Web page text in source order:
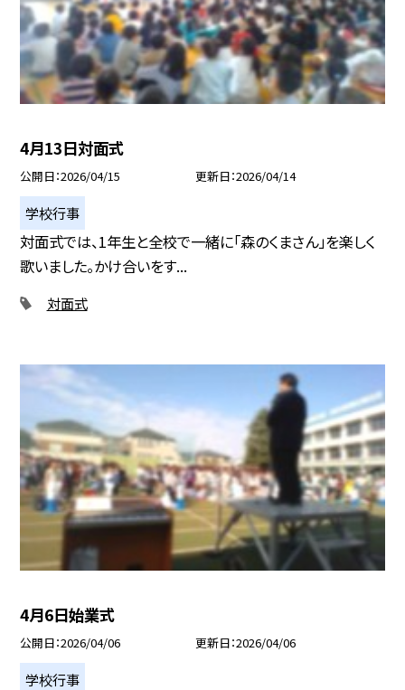
4月13日対面式
公開日 2026/04/15 更新日 2026/04/14
学校行事
対面式では、1年生と全校で一緒に「森のくまさん」を楽しく
歌いました。かけ合いをす...
対面式
4月6日始業式
公開日 2026/04/06 更新日 2026/04/06
学校行事